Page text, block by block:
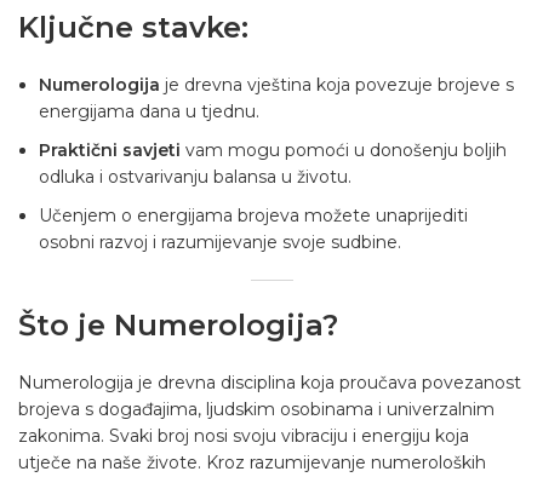
Ključne stavke:
Numerologija je drevna vještina koja povezuje brojeve s
energijama dana u tjednu.
Praktični savjeti vam mogu pomoći u donošenju boljih
odluka i ostvarivanju balansa u životu.
Učenjem o energijama brojeva možete unaprijediti
osobni razvoj i razumijevanje svoje sudbine.
Što je Numerologija?
Numerologija je drevna disciplina koja proučava povezanost
brojeva s događajima, ljudskim osobinama i univerzalnim
zakonima. Svaki broj nosi svoju vibraciju i energiju koja
utječe na naše živote. Kroz razumijevanje numeroloških